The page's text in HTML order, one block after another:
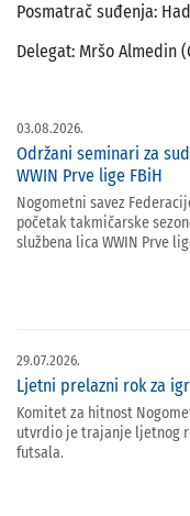
Posmatrač suđenja:
Delegat: Mršo Almedin
03.08.2026.
Održani seminari za
WWIN Prve lige FBiH
Nogometni savez
početak takmičarske
službena lica WWIN Prve
29.07.2026.
Ljetni prelazni rok za
Komitet za hitnost
utvrdio je trajanje ljetnog
futsala.